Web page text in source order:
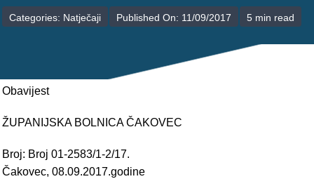
POLIKLINIKE
JEDINICE NEZDRAVSTVENIH DJELATNOSTI
Categories: Natječaji Published On: 11/09/2017 5 min read
Obavijest
ŽUPANIJSKA BOLNICA ČAKOVEC
Broj: Broj 01-2583/1-2/17.
Čakovec, 08.09.2017.godine